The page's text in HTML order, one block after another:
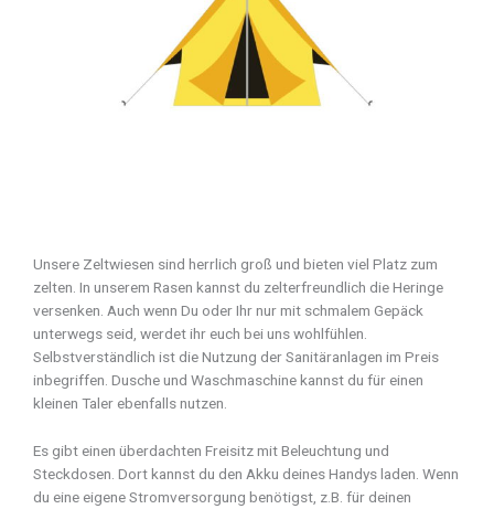
Unsere Zeltwiesen sind herrlich groß und bieten viel Platz zum
zelten. In unserem Rasen kannst du zelterfreundlich die Heringe
versenken. Auch wenn Du oder Ihr nur mit schmalem Gepäck
unterwegs seid, werdet ihr euch bei uns wohlfühlen.
Selbstverständlich ist die Nutzung der Sanitäranlagen im Preis
inbegriffen. Dusche und Waschmaschine kannst du für einen
kleinen Taler ebenfalls nutzen.
Es gibt einen überdachten Freisitz mit Beleuchtung und
Steckdosen. Dort kannst du den Akku deines Handys laden. Wenn
du eine eigene Stromversorgung benötigst, z.B. für deinen